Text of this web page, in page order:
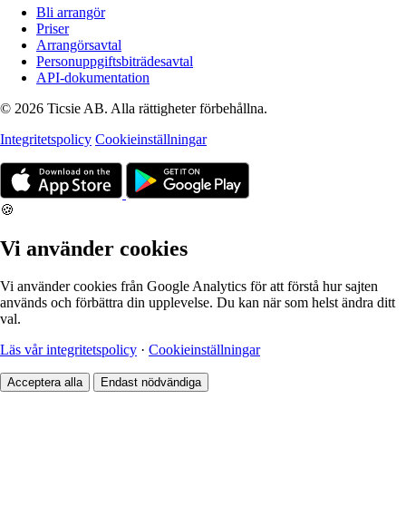
Bli arrangör
Priser
Arrangörsavtal
Personuppgiftsbiträdesavtal
API-dokumentation
© 2026 Ticsie AB. Alla rättigheter förbehållna.
Integritetspolicy Cookieinställningar
🍪
Vi använder cookies
Vi använder cookies från Google Analytics för att förstå hur sajten
används och förbättra din upplevelse. Du kan när som helst ändra ditt
val.
Läs vår integritetspolicy · Cookieinställningar
Acceptera alla Endast nödvändiga